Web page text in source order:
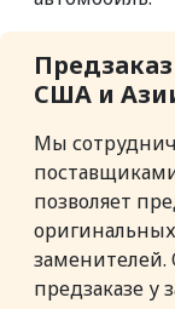
США и
Мы
позволяет
предзаказе у